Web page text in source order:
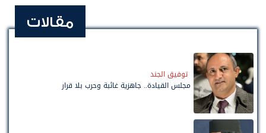
مقالات
توفيق الجند
مجلس القيادة.. جاهزية غائبة وحرب بلا قرار